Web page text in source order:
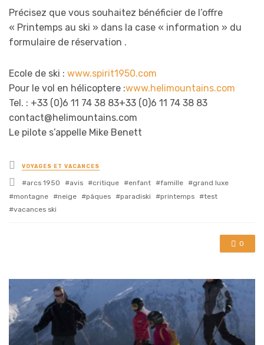
Précisez que vous souhaitez bénéficier de l’offre
« Printemps au ski » dans la case « information » du
formulaire de réservation .
Ecole de ski : www.spirit1950.com
Pour le vol en hélicoptere :www.helimountains.com
Tel. : +33 (0)6 11 74 38 83+33 (0)6 11 74 38 83
contact@helimountains.com
Le pilote s’appelle Mike Benett
Posted
in
VOYAGES ET VACANCES
Tagged
with
arcs 1950 avis critique enfant famille
grand luxe
montagne
neige pâques paradiski printemps
test
vacances ski
0